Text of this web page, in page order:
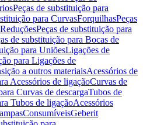
Peças de substituição para
para CurvasForquilhasPeças
ReduçõesPeças de substituição para
de substituição para Bocas de
para UniõesLigações de
para Ligações de
a outros materiaisAcessórios de
Acessórios de ligaçãoCurvas de
Curvas de descargaTubos de
Tubos de ligaçãoAcessórios
ConsumíveisGeberit